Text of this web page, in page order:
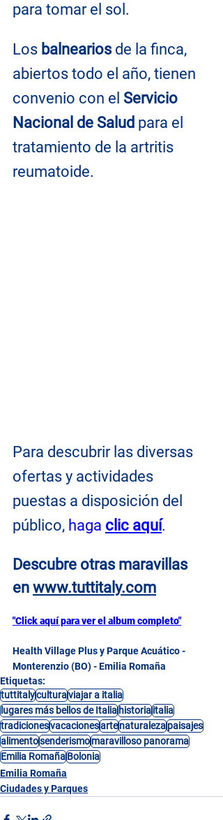
para tomar el sol.
Los balnearios de la finca,
abiertos todo el año, tienen
convenio con el Servicio
Nacional de Salud para el
tratamiento de la artritis
reumatoide.
Para descubrir las diversas
ofertas y actividades
puestas a disposición del
público, haga clic aquí.
Descubre otras maravillas
en www.tuttitaly.com
"Click aquí para ver el album completo"
Health Village Plus y Parque Acuático -
Monterenzio (BO) - Emilia Romaña
Etiquetas:
tuttitalyculturaviajar a italia
lugares más bellos de Italiahistoriaitalia
tradicionesvacacionesartenaturalezapaisajes
alimentosenderismomaravilloso panorama
Emilia RomañaBolonia
Emilia Romaña
Ciudades y Parques